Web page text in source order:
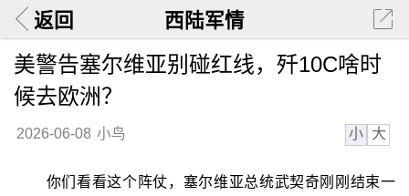
返回 西陆军情
美警告塞尔维亚别碰红线，歼10C啥时
候去欧洲？
2026-06-08 小鸟 小 大
你们看看这个阵仗，塞尔维亚总统武契奇刚刚结束一